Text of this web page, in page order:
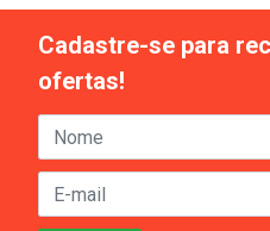
Cadastre-se para
ofertas!